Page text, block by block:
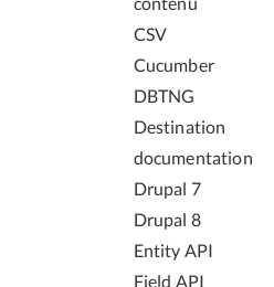
CSV
Cucumber
DBTNG
Destination
documentation
Drupal 7
Drupal 8
Entity API
Field API